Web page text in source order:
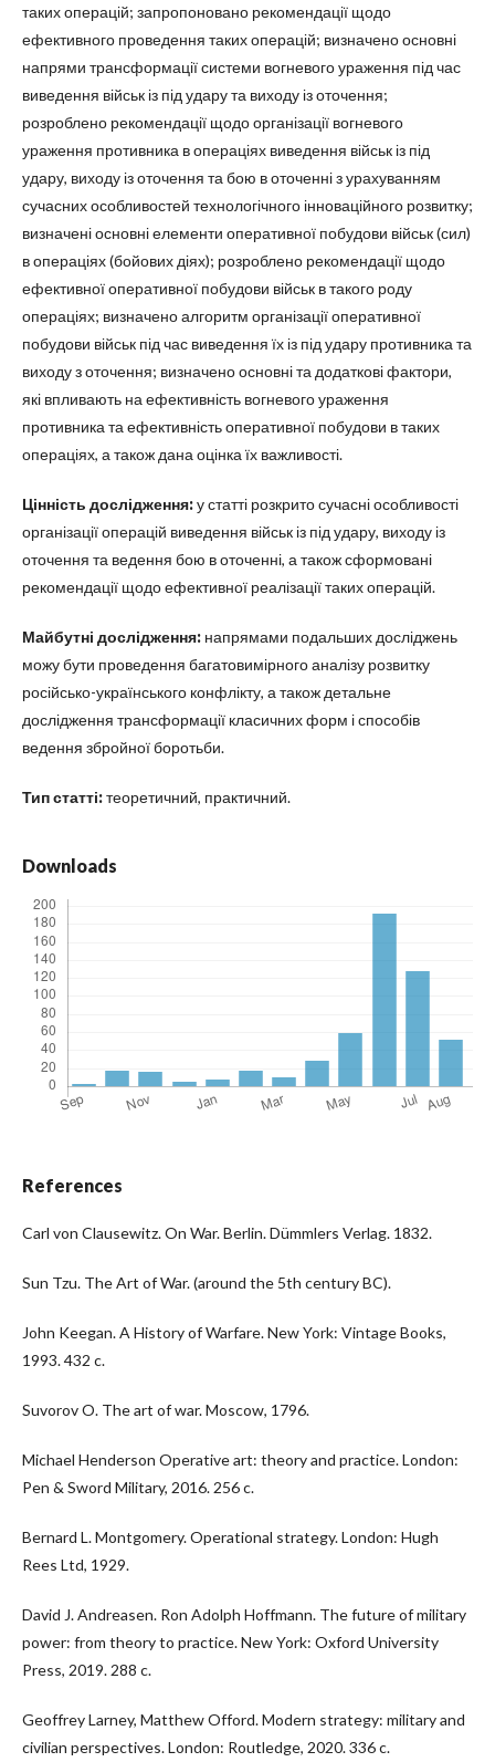
таких операцій; запропоновано рекомендації щодо
ефективного проведення таких операцій; визначено основні
напрями трансформації системи вогневого ураження під час
виведення військ із під удару та виходу із оточення;
розроблено рекомендації щодо організації вогневого
ураження противника в операціях виведення військ із під
удару, виходу із оточення та бою в оточенні з урахуванням
сучасних особливостей технологічного інноваційного розвитку;
визначені основні елементи оперативної побудови військ (сил)
в операціях (бойових діях); розроблено рекомендації щодо
ефективної оперативної побудови військ в такого роду
операціях; визначено алгоритм організації оперативної
побудови військ під час виведення їх із під удару противника та
виходу з оточення; визначено основні та додаткові фактори,
які впливають на ефективність вогневого ураження
противника та ефективність оперативної побудови в таких
операціях, а також дана оцінка їх важливості.
Цінність дослідження:у статті розкрито сучасні особливості
організації операцій виведення військ із під удару, виходу із
оточення та ведення бою в оточенні, а також сформовані
рекомендації щодо ефективної реалізації таких операцій.
Майбутні дослідження: напрямами подальших досліджень
можу бути проведення багатовимірного аналізу розвитку
російсько-українського конфлікту, а також детальне
дослідження трансформації класичних форм і способів
ведення збройної боротьби.
Тип статті:теоретичний, практичний.
Downloads
References
Carl von Clausewitz. On War. Berlin. Dümmlers Verlag. 1832.
Sun Tzu. The Art of War. (around the 5th century BC).
John Keegan. A History of Warfare. New York: Vintage Books,
1993. 432 c.
Suvorov O. The art of war. Moscow, 1796.
Michael Henderson Operative art: theory and practice. London:
Pen & Sword Military, 2016. 256 c.
Bernard L. Montgomery. Operational strategy. London: Hugh
Rees Ltd, 1929.
David J. Andreasen. Ron Adolph Hoffmann. The future of military
power: from theory to practice. New York: Oxford University
Press, 2019. 288 c.
Geoffrey Larney, Matthew Offord. Modern strategy: military and
civilian perspectives. London: Routledge, 2020. 336 c.